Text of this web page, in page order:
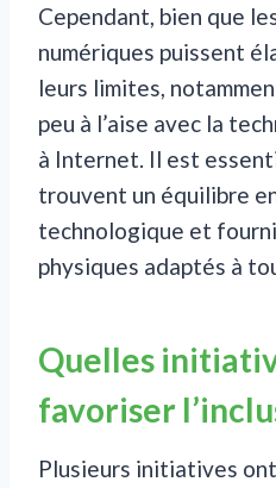
Cependant, bien que
numériques puissent
leurs limites,
peu à l’aise avec la
à Internet. Il est
trouvent un équilibre
technologique et
physiques adaptés à
Quelles
favoriser
Plusieurs initiatives